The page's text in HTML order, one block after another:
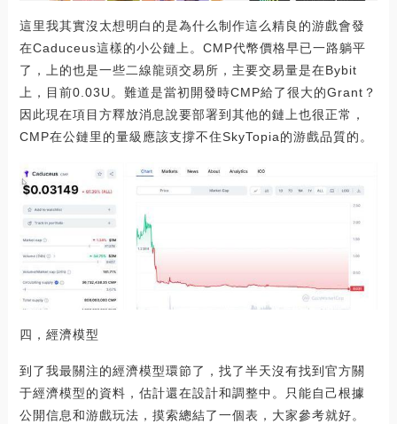
這里我其實沒太想明白的是為什么制作這么精良的游戲會發
在Caduceus這樣的小公鏈上。CMP代幣價格早已一路躺平
了，上的也是一些二線龍頭交易所，主要交易量是在Bybit
上，目前0.03U。難道是當初開發時CMP給了很大的Grant？
因此現在項目方釋放消息說要部署到其他的鏈上也很正常，
CMP在公鏈里的量級應該支撐不住SkyTopia的游戲品質的。
四，經濟模型
到了我最關注的經濟模型環節了，找了半天沒有找到官方關
于經濟模型的資料，估計還在設計和調整中。只能自己根據
公開信息和游戲玩法，摸索總結了一個表，大家參考就好。